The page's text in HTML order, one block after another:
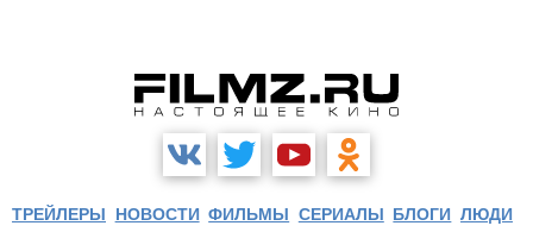
ТРЕЙЛЕРЫ НОВОСТИ ФИЛЬМЫ СЕРИАЛЫ БЛОГИ ЛЮДИ